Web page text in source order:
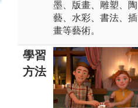
墨、版畫、雕塑、陶
藝、水彩、書法、插
畫等藝術。
學習
方法